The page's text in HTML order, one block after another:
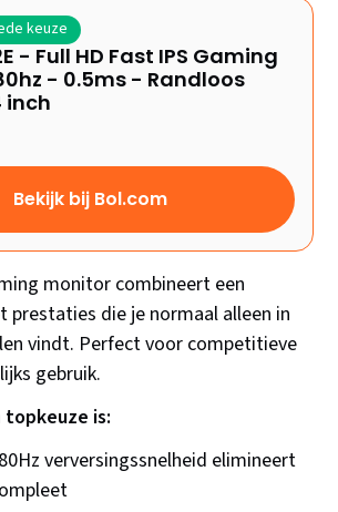
keuze
- Full HD Fast IPS Gaming
- 0.5ms - Randloos
inch
Bekijk bij Bol.com
monitor combineert een
prestaties die je normaal alleen in
vindt. Perfect voor competitieve
gebruik.
topkeuze is:
verversingssnelheid elimineert